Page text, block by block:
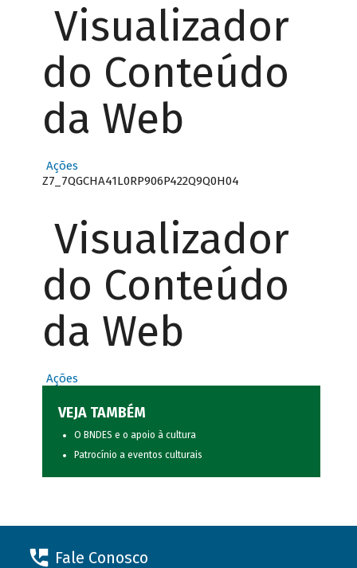
Visualizador
do Conteúdo
da Web
Ações
Z7_7QGCHA41L0RP906P422Q9Q0H04
Visualizador
do Conteúdo
da Web
Ações
VEJA TAMBÉM
O BNDES e o apoio à cultura
Patrocínio a eventos culturais
Fale Conosco